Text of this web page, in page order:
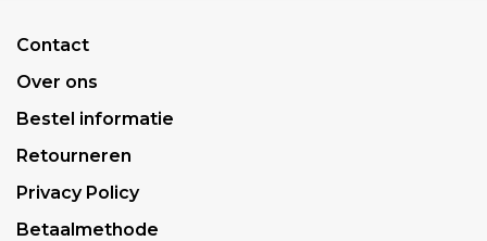
Contact
Over ons
Bestel informatie
Retourneren
Privacy Policy
Betaalmethode